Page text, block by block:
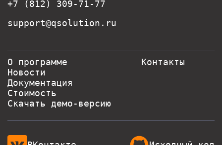
+7 (812) 309-71-77
support@qsolution.ru
О программе
Новости
Документация
Стоимость
Скачать демо-версию
Контакты